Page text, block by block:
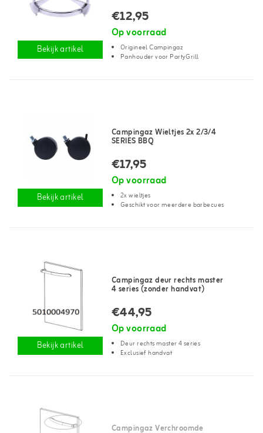
Bekijk artikel
€12,95
Op voorraad
Origineel Campingaz
Panhouder voor PartyGrill
Bekijk artikel
Campingaz Wieltjes 2x 2/3/4
SERIES BBQ
€17,95
Op voorraad
2x wieltjes
Geschikt voor meerdere barbecues
Bekijk artikel
Campingaz deur rechts master
4 series (zonder handvat)
€44,95
Op voorraad
Deur rechts master 4 series
Exclusief handvat
Campingaz Verchroomde